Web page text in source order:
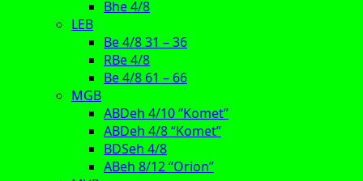
Bhe 4/8
LEB
Be 4/8 31 – 36
RBe 4/8
Be 4/8 61 – 66
MGB
ABDeh 4/10 “Komet”
ABDeh 4/8 “Komet”
BDSeh 4/8
ABeh 8/12 “Orion”